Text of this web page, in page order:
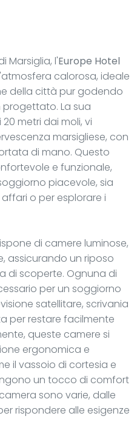
Marsiglia, l'Europe Hotel
calorosa, ideale
della città pur godendo
La sua
metri dai moli, vi
marsigliese, con
di mano. Questo
e funzionale,
piacevole, sia
o per esplorare i
di camere luminose,
assicurando un riposo
di scoperte. Ognuna di
per un soggiorno
satellitare, scrivania
per restare facilmente
queste camere si
ergonomica e
il vassoio di cortesia e
un tocco di comfort
sono varie, dalle
rispondere alle esigenze